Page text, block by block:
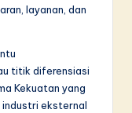
layanan, dan
titik diferensiasi
Kekuatan yang
industri eksternal